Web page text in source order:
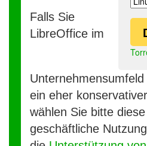
Falls Sie
LibreOffice im
ein eher
wählen Sie bitte
geschäftliche